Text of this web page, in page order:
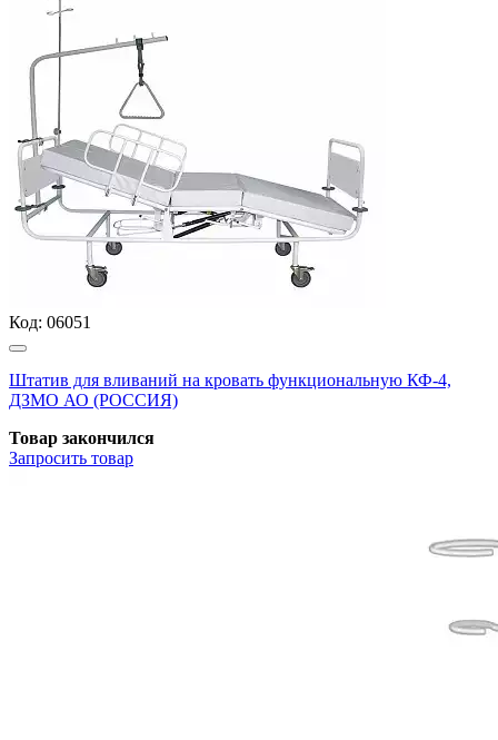
Код: 06051
Штатив для вливаний на кровать функциональную КФ-4,
ДЗМО АО (РОССИЯ)
Товар закончился
Запросить товар